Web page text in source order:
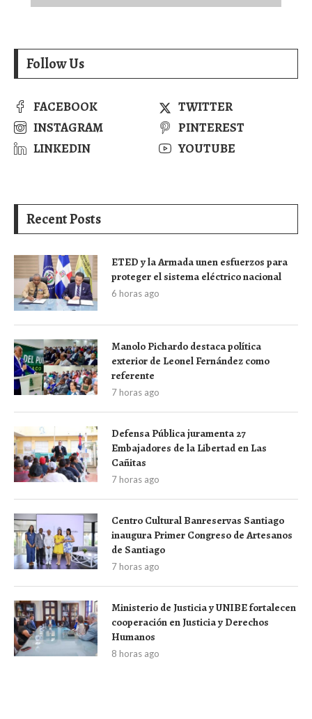
Follow Us
FACEBOOK
TWITTER
INSTAGRAM
PINTEREST
LINKEDIN
YOUTUBE
Recent Posts
ETED y la Armada unen esfuerzos para
proteger el sistema eléctrico nacional
6 horas ago
Manolo Pichardo destaca política
exterior de Leonel Fernández como
referente
7 horas ago
Defensa Pública juramenta 27
Embajadores de la Libertad en Las
Cañitas
7 horas ago
Centro Cultural Banreservas Santiago
inaugura Primer Congreso de Artesanos
de Santiago
7 horas ago
Ministerio de Justicia y UNIBE fortalecen
cooperación en Justicia y Derechos
Humanos
8 horas ago